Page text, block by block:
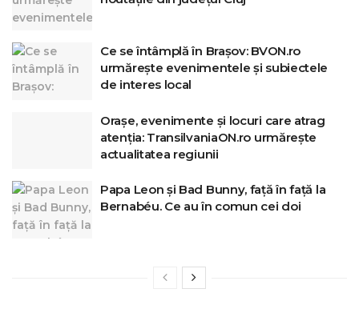
Ce se întâmplă în Brașov: BVON.ro
urmărește evenimentele și subiectele
de interes local
Orașe, evenimente și locuri care atrag
atenția: TransilvaniaON.ro urmărește
actualitatea regiunii
Papa Leon și Bad Bunny, față în față la
Bernabéu. Ce au în comun cei doi